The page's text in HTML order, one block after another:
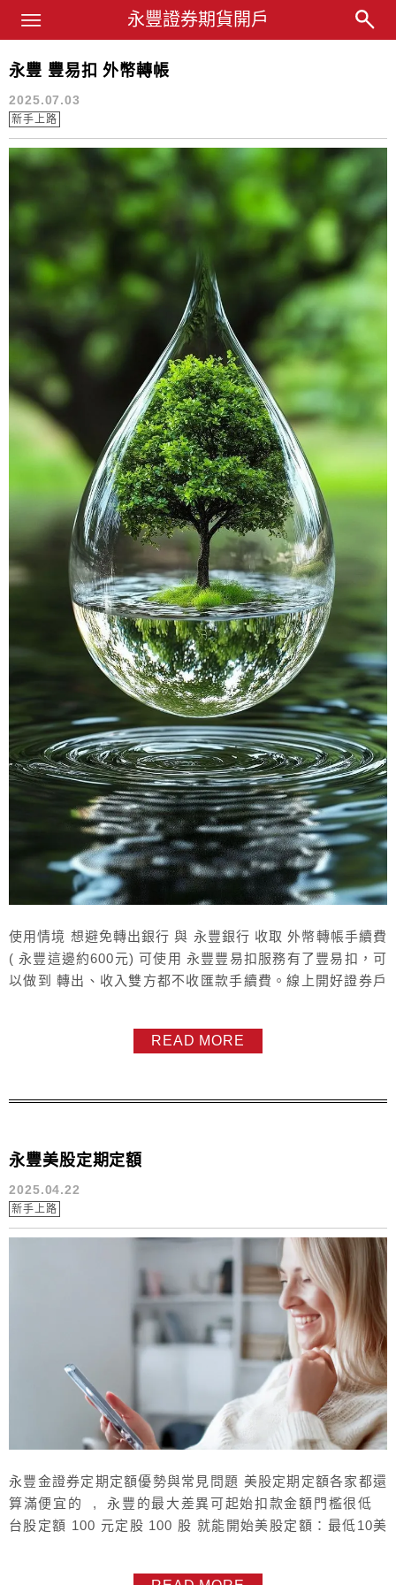
永豐業務經理杜昭逸Blog
永豐證券期貨開戶
Main Menu
美股定期定額
永豐 豐易扣 外幣轉帳
2025.07.03
新手上路
使用情境 想避免轉出銀行 與 永豐銀行 收取 外幣轉帳手續費
( 永豐這邊約600元) 可使用 永豐豐易扣服務有了豐易扣，可
以做到 轉出、收入雙方都不收匯款手續費。線上開好證券戶
級 + 豐易扣 即可(可順便完成 證券升級 * 參考最下方) 有優
READ MORE
永豐美股定期定額
2025.04.22
新手上路
永豐金證券定期定額優勢與常見問題 美股定期定額各家都還
算滿便宜的 , 永豐的最大差異可起始扣款金額門檻很低
台股定額 100 元定股 100 股 就能開始美股定額：最低10美